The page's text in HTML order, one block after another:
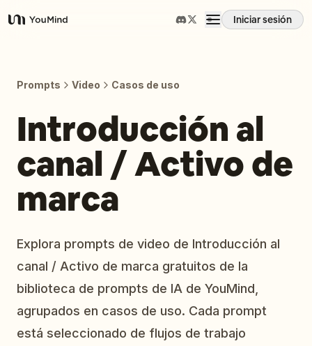
YouMind
Iniciar sesión
Prompts
Precios
Descargar
Blog
Prompts Video Casos de uso
Introducción al
canal / Activo de
marca
Explora prompts de video de Introducción al
canal / Activo de marca gratuitos de la
biblioteca de prompts de IA de YouMind,
agrupados en casos de uso. Cada prompt
está seleccionado de flujos de trabajo